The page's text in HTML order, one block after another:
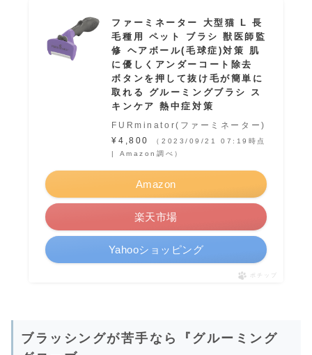
ファーミネーター 大型猫 L 長
毛種用 ペット ブラシ 獣医師監
修 ヘアボール(毛球症)対策 肌
に優しくアンダーコート除去
ボタンを押して抜け毛が簡単に
取れる グルーミングブラシ ス
キンケア 熱中症対策
FURminator(ファーミネーター)
¥4,800
（2023/09/21 07:19時点
| Amazon調べ）
Amazon
楽天市場
Yahooショッピング
ポチップ
ブラッシングが苦手なら『グルーミング